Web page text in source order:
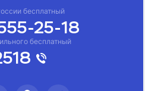
бесплатный
бесплатный
25-18